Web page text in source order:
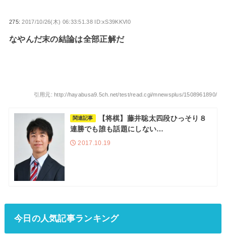
275:2017/10/26(木) 06:33:51.38 ID:xS39KKVl0
なやんだ末の結論は全部正解だ
引用元: http://hayabusa9.5ch.net/test/read.cgi/mnewsplus/1508961890/
関連記事
【将棋】藤井聡太四段ひっそり８
連勝でも誰も話題にしない…
2017.10.19
今日の人気記事ランキング